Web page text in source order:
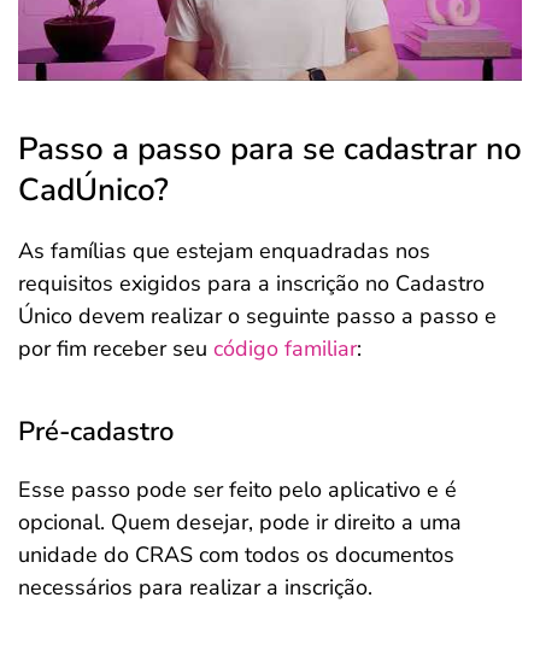
Passo a passo para se cadastrar no
CadÚnico?
As famílias que estejam enquadradas nos
requisitos exigidos para a inscrição no Cadastro
Único devem realizar o seguinte passo a passo e
por fim receber seu código familiar:
Pré-cadastro
Esse passo pode ser feito pelo aplicativo e é
opcional. Quem desejar, pode ir direito a uma
unidade do CRAS com todos os documentos
necessários para realizar a inscrição.